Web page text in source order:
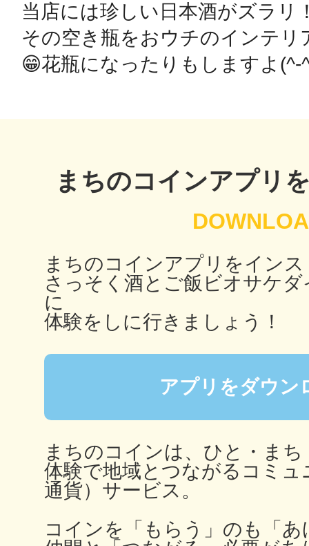
URLをコピー
当店には珍しい日本酒がズラリ
その空き瓶をおウチのインテ
😁花瓶になったりもしますよ(^-
まちのコインアプリ
まちのコインアプリをイン
さっそく酒とご飯ビオサケ
に
体験をしに行きましょう！
アプリをダウン
まちのコインは、ひと・ま
体験で地域とつながるコミュ
通貨）サービス。
コインを「もらう」のも「
智頭
池袋
生駒
秋葉原